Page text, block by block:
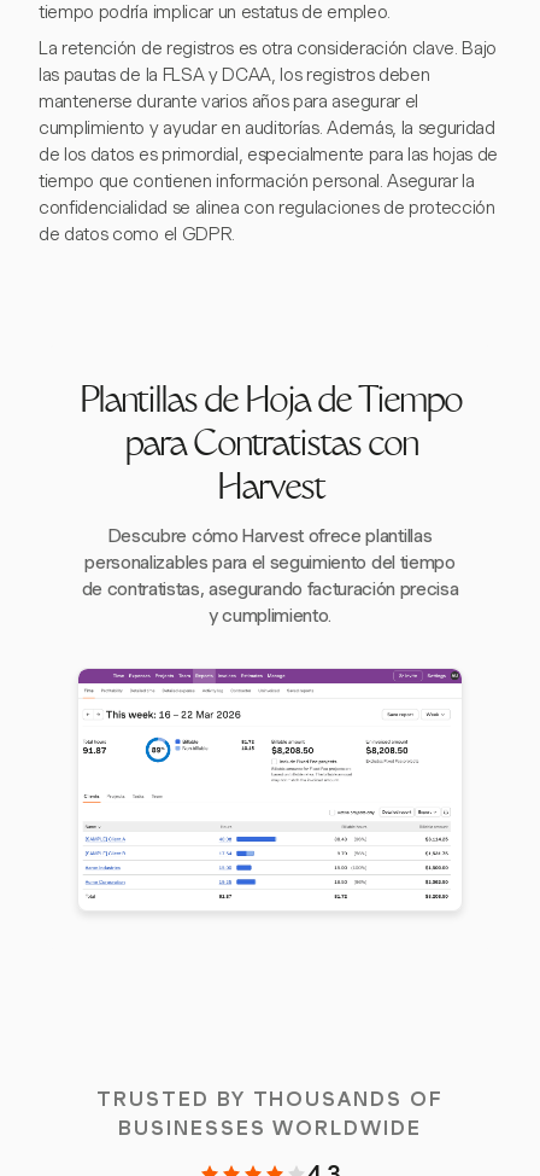
tiempo podría implicar un estatus de empleo.
La retención de registros es otra consideración clave. Bajo
las pautas de la FLSA y DCAA, los registros deben
mantenerse durante varios años para asegurar el
cumplimiento y ayudar en auditorías. Además, la seguridad
de los datos es primordial, especialmente para las hojas de
tiempo que contienen información personal. Asegurar la
confidencialidad se alinea con regulaciones de protección
de datos como el GDPR.
Plantillas de Hoja de Tiempo
para Contratistas con
Harvest
Descubre cómo Harvest ofrece plantillas
personalizables para el seguimiento del tiempo
de contratistas, asegurando facturación precisa
y cumplimiento.
TRUSTED BY THOUSANDS OF
BUSINESSES WORLDWIDE